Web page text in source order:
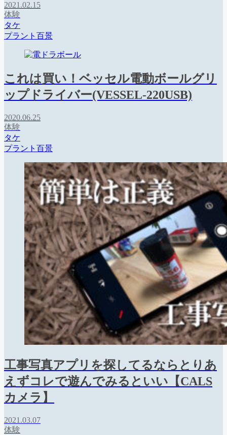
2021.02.15
体験
タケ
プラント百景
これは買い！ベッセル電動ボールグリ
ップドライバー(VESSEL-220USB)
2020.06.25
体験
タケ
プラント百景
工事写真アプリを探してるならとりあ
えずコレで遊んでみるといい【CALS
カメラ】
2021.03.07
体験